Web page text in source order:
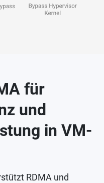
für
und
in VM-
RDMA und